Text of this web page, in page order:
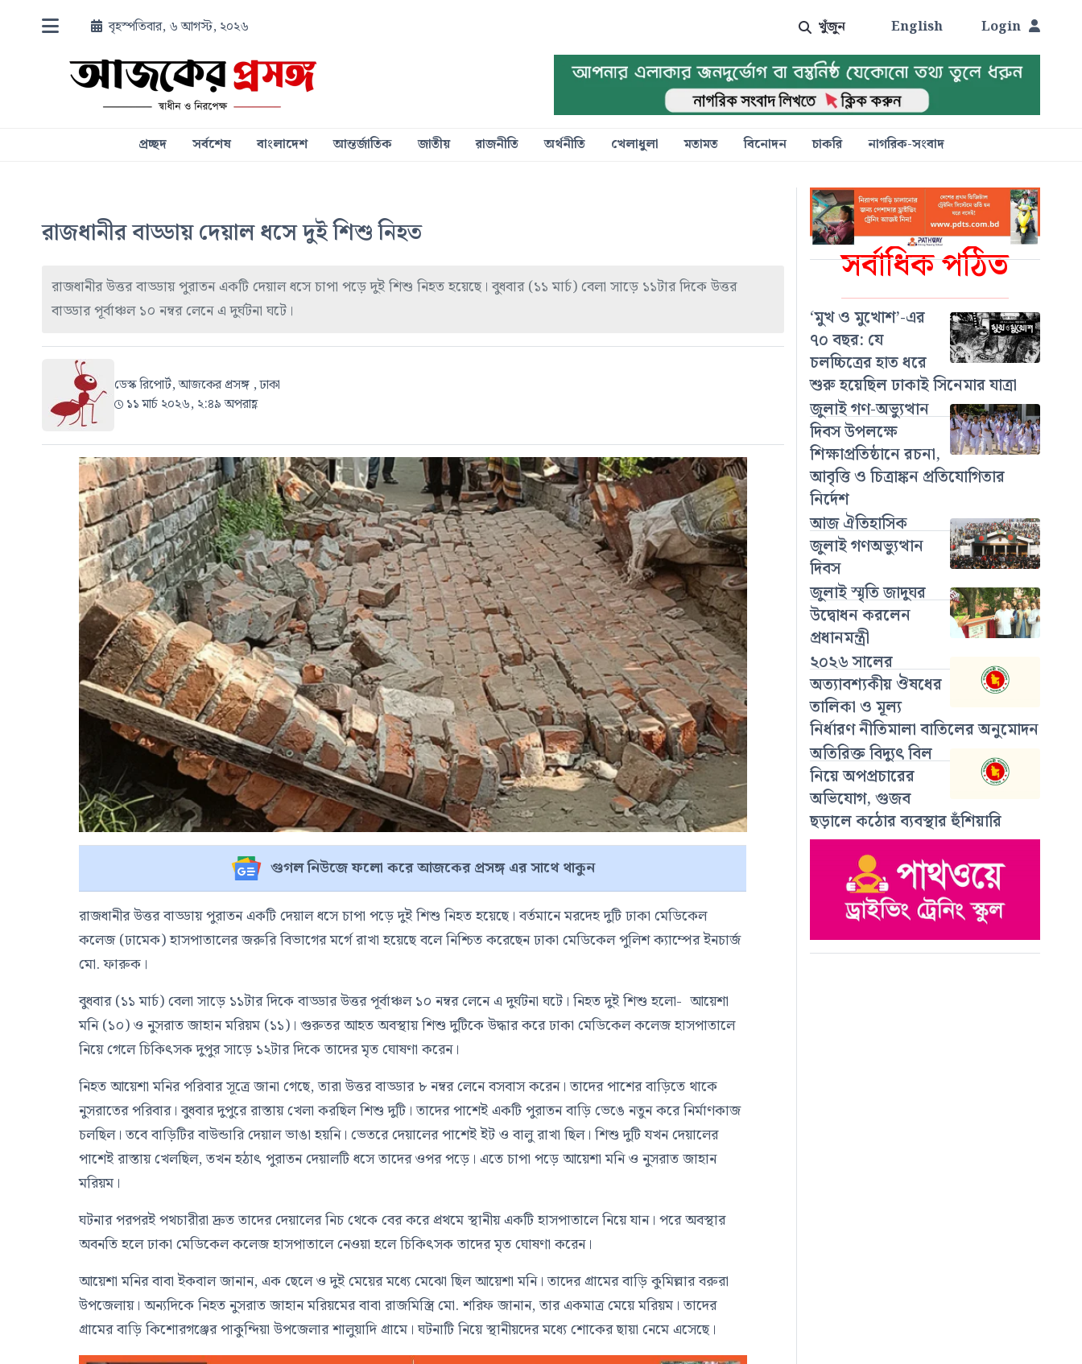
বৃহস্পতিবার, ৬ আগস্ট, ২০২৬ খুঁজুন English Login
প্রচ্ছদ সর্বশেষ বাংলাদেশ আন্তর্জাতিক জাতীয় রাজনীতি অর্থনীতি খেলাধুলা মতামত বিনোদন চাকরি নাগরিক-সংবাদ
সর্বাধিক পঠিত
‘মুখ ও মুখোশ’-এর
৭০ বছর: যে
চলচ্চিত্রের হাত ধরে
শুরু হয়েছিল ঢাকাই সিনেমার যাত্রা
জুলাই গণ-অভ্যুত্থান
দিবস উপলক্ষে
শিক্ষাপ্রতিষ্ঠানে রচনা,
আবৃত্তি ও চিত্রাঙ্কন প্রতিযোগিতার
নির্দেশ
আজ ঐতিহাসিক
জুলাই গণঅভ্যুত্থান
দিবস
জুলাই স্মৃতি জাদুঘর
উদ্বোধন করলেন
প্রধানমন্ত্রী
২০২৬ সালের
অত্যাবশ্যকীয় ঔষধের
তালিকা ও মূল্য
নির্ধারণ নীতিমালা বাতিলের অনুমোদন
অতিরিক্ত বিদ্যুৎ বিল
নিয়ে অপপ্রচারের
অভিযোগ, গুজব
ছড়ালে কঠোর ব্যবস্থার হুঁশিয়ারি
রাজধানীর বাড্ডায় দেয়াল ধসে দুই শিশু নিহত
রাজধানীর উত্তর বাড্ডায় পুরাতন একটি দেয়াল ধসে চাপা পড়ে দুই শিশু নিহত হয়েছে। বুধবার (১১ মার্চ) বেলা সাড়ে ১১টার দিকে উত্তর
বাড্ডার পূর্বাঞ্চল ১০ নম্বর লেনে এ দুর্ঘটনা ঘটে।
ডেস্ক রিপোর্ট, আজকের প্রসঙ্গ , ঢাকা
১১ মার্চ ২০২৬, ২:৪৯ অপরাহ্ণ
গুগল নিউজে ফলো করে আজকের প্রসঙ্গ এর সাথে থাকুন
রাজধানীর উত্তর বাড্ডায় পুরাতন একটি দেয়াল ধসে চাপা পড়ে দুই শিশু নিহত হয়েছে। বর্তমানে মরদেহ দুটি ঢাকা মেডিকেল
কলেজ (ঢামেক) হাসপাতালের জরুরি বিভাগের মর্গে রাখা হয়েছে বলে নিশ্চিত করেছেন ঢাকা মেডিকেল পুলিশ ক্যাম্পের ইনচার্জ
মো. ফারুক।
বুধবার (১১ মার্চ) বেলা সাড়ে ১১টার দিকে বাড্ডার উত্তর পূর্বাঞ্চল ১০ নম্বর লেনে এ দুর্ঘটনা ঘটে। নিহত দুই শিশু হলো- আয়েশা
মনি (১০) ও নুসরাত জাহান মরিয়ম (১১)। গুরুতর আহত অবস্থায় শিশু দুটিকে উদ্ধার করে ঢাকা মেডিকেল কলেজ হাসপাতালে
নিয়ে গেলে চিকিৎসক দুপুর সাড়ে ১২টার দিকে তাদের মৃত ঘোষণা করেন।
নিহত আয়েশা মনির পরিবার সূত্রে জানা গেছে, তারা উত্তর বাড্ডার ৮ নম্বর লেনে বসবাস করেন। তাদের পাশের বাড়িতে থাকে
নুসরাতের পরিবার। বুধবার দুপুরে রাস্তায় খেলা করছিল শিশু দুটি। তাদের পাশেই একটি পুরাতন বাড়ি ভেঙে নতুন করে নির্মাণকাজ
চলছিল। তবে বাড়িটির বাউন্ডারি দেয়াল ভাঙা হয়নি। ভেতরে দেয়ালের পাশেই ইট ও বালু রাখা ছিল। শিশু দুটি যখন দেয়ালের
পাশেই রাস্তায় খেলছিল, তখন হঠাৎ পুরাতন দেয়ালটি ধসে তাদের ওপর পড়ে। এতে চাপা পড়ে আয়েশা মনি ও নুসরাত জাহান
মরিয়ম।
ঘটনার পরপরই পথচারীরা দ্রুত তাদের দেয়ালের নিচ থেকে বের করে প্রথমে স্থানীয় একটি হাসপাতালে নিয়ে যান। পরে অবস্থার
অবনতি হলে ঢাকা মেডিকেল কলেজ হাসপাতালে নেওয়া হলে চিকিৎসক তাদের মৃত ঘোষণা করেন।
আয়েশা মনির বাবা ইকবাল জানান, এক ছেলে ও দুই মেয়ের মধ্যে মেঝো ছিল আয়েশা মনি। তাদের গ্রামের বাড়ি কুমিল্লার বরুরা
উপজেলায়। অন্যদিকে নিহত নুসরাত জাহান মরিয়মের বাবা রাজমিস্ত্রি মো. শরিফ জানান, তার একমাত্র মেয়ে মরিয়ম। তাদের
গ্রামের বাড়ি কিশোরগঞ্জের পাকুন্দিয়া উপজেলার শালুয়াদি গ্রামে। ঘটনাটি নিয়ে স্থানীয়দের মধ্যে শোকের ছায়া নেমে এসেছে।